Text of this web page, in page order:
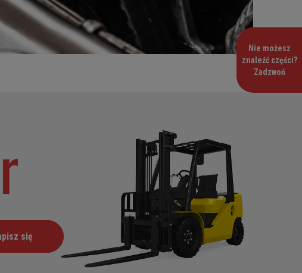
się
Nie możesz
znaleźć części?
Zadzwoń